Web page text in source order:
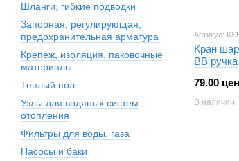
Артикул:
Кран
ВВ ручка
79.00
В наличии
Шланги, гибкие подводки
Запорная, регулирующая,
предохранительная арматура
Крепеж, изоляция, паковочные
материалы
Теплый пол
Узлы для водяных систем
отопления
Фильтры для воды, газа
Насосы и баки